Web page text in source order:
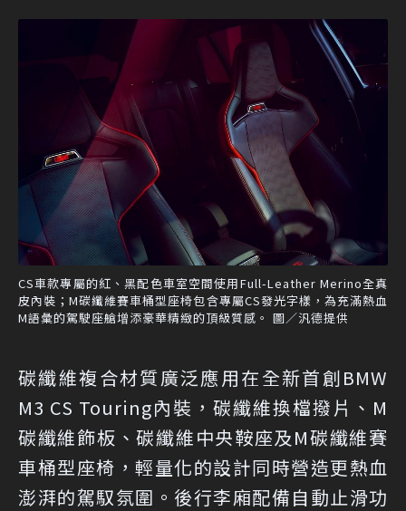
CS車款專屬的紅、黑配色車室空間使用Full-Leather Merino全真
皮內裝；M碳纖維賽車桶型座椅包含專屬CS發光字樣，為充滿熱血
M語彙的駕駛座艙增添豪華精緻的頂級質感。 圖／汎德提供
碳纖維複合材質廣泛應用在全新首創BMW
M3 CS Touring內裝，碳纖維換檔撥片、M
碳纖維飾板、碳纖維中央鞍座及M碳纖維賽
車桶型座椅，輕量化的設計同時營造更熱血
澎湃的駕馭氛圍。後行李廂配備自動止滑功